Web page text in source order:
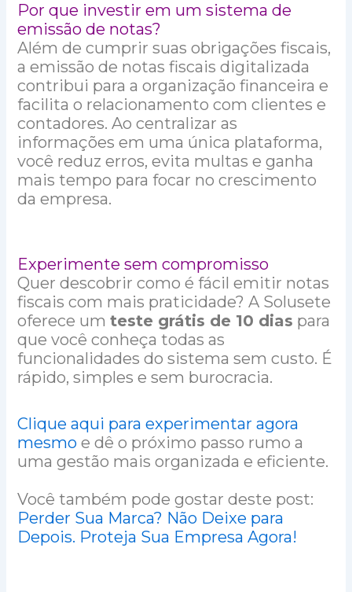
Por que investir em um sistema de
emissão de notas?
Além de cumprir suas obrigações fiscais,
a emissão de notas fiscais digitalizada
contribui para a organização financeira e
facilita o relacionamento com clientes e
contadores. Ao centralizar as
informações em uma única plataforma,
você reduz erros, evita multas e ganha
mais tempo para focar no crescimento
da empresa.
Experimente sem compromisso
Quer descobrir como é fácil emitir notas
fiscais com mais praticidade? A Solusete
oferece umteste grátis de 10 dias para
que você conheça todas as
funcionalidades do sistema sem custo. É
rápido, simples e sem burocracia.
Clique aqui para experimentar agora
mesmo e dê o próximo passo rumo a
uma gestão mais organizada e eficiente.
Você também pode gostar deste post:
Perder Sua Marca? Não Deixe para
Depois. Proteja Sua Empresa Agora!